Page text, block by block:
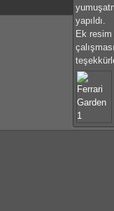
yapıldı.
Ek resim